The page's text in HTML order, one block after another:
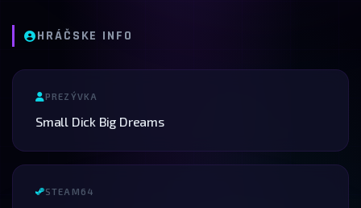
HRÁČSKE INFO
PREZÝVKA
Small Dick Big Dreams
STEAM64